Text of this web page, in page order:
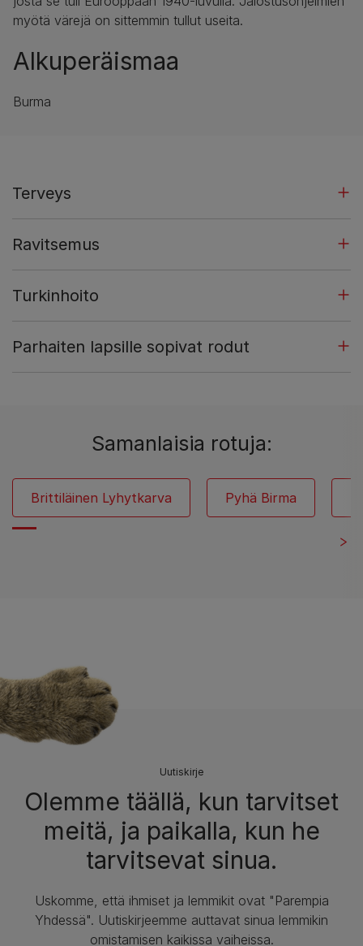
myötä värejä on sittemmin tullut useita.
Alkuperäismaa
Burma
Terveys
Ravitsemus
Turkinhoito
Parhaiten lapsille sopivat rodut
Samanlaisia rotuja:
Brittiläinen Lyhytkarva Pyhä Birma
Uutiskirje
Olemme täällä, kun tarvitset
meitä, ja paikalla, kun he
tarvitsevat sinua.
Uskomme, että ihmiset ja lemmikit ovat "Parempia
Yhdessä". Uutiskirjeemme auttavat sinua lemmikin
omistamisen kaikissa vaiheissa.